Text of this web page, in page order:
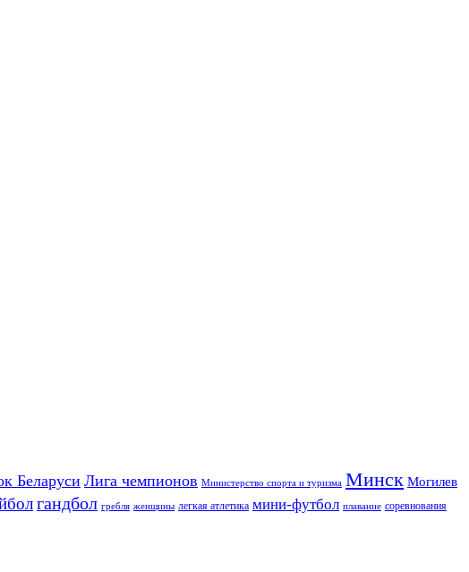
Беларуси Лига чемпионов Министерство спорта и туризма Минск Могилев
гандбол гребля женщины легкая атлетика мини-футбол плавание соревнования